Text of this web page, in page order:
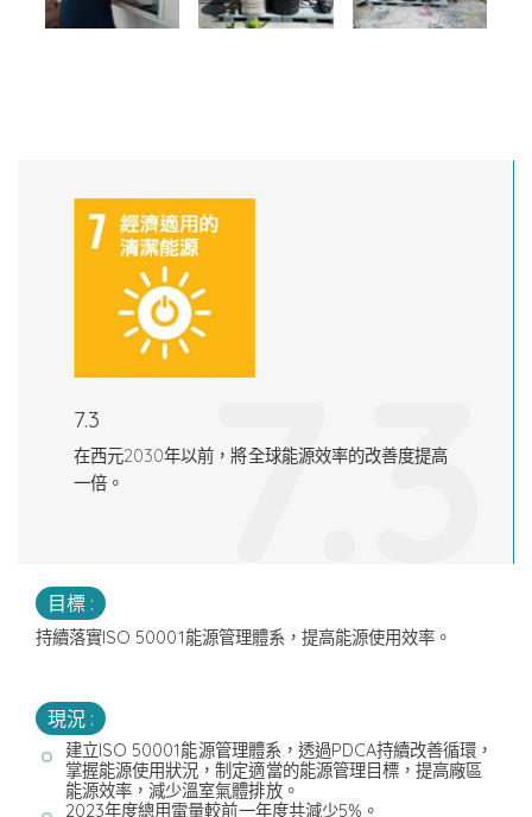
7.3
在西元2030年以前，將全球能源效率的改善度提高
一倍。
7.3
目標 :
持續落實ISO 50001能源管理體系，提高能源使用效率。
現況 :
建立ISO 50001能源管理體系，透過PDCA持續改善循環，
掌握能源使用狀況，制定適當的能源管理目標，提高廠區
能源效率，減少溫室氣體排放。
2023年度總用電量較前一年度共減少5%。